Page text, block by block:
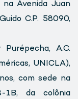
na Avenida Juan
C.P. 58090,
A.C.
UNICLA),
com sede na
1B, da colônia